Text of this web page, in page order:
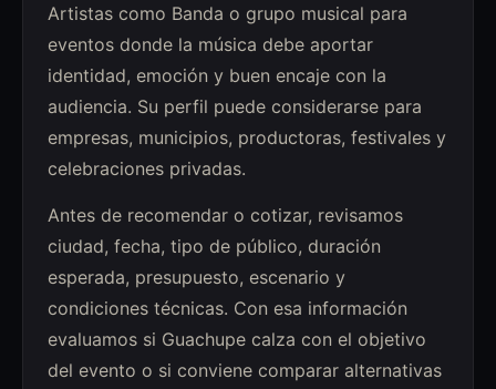
Artistas como Banda o grupo musical para
eventos donde la música debe aportar
identidad, emoción y buen encaje con la
audiencia. Su perfil puede considerarse para
empresas, municipios, productoras, festivales y
celebraciones privadas.
Antes de recomendar o cotizar, revisamos
ciudad, fecha, tipo de público, duración
esperada, presupuesto, escenario y
condiciones técnicas. Con esa información
evaluamos si Guachupe calza con el objetivo
del evento o si conviene comparar alternativas